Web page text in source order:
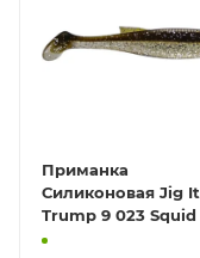
Приманка
Силиконовая Jig It
Trump 9 023 Squid